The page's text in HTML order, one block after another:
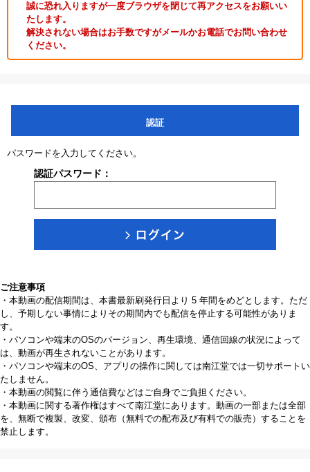
誠に恐れ入りますが一度ブラウザを閉じて再アクセスをお願いい
たします。
解決されない場合はお手数ですがメールかお電話でお問い合わせ
ください。
認証
パスワードを入力してください。
認証パスワード：
ご注意事項
・本動画の配信期間は、本書最新刷発行日より 5 年間をめどとします。ただ
し、予期しない事情によりその期間内でも配信を停止する可能性がありま
す。
・パソコンや端末のOSのバージョン、再生環境、通信回線の状況によって
は、動画が再生されないことがあります。
・パソコンや端末のOS、アプリの操作に関しては南江堂では一切サポートい
たしません。
・本動画の閲覧に伴う通信費などはご自身でご負担ください。
・本動画に関する著作権はすべて南江堂にあります。動画の一部または全部
を、無断で複製、改変、頒布（無料での配布及び有料での販売）することを
禁止します。